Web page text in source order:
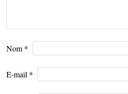
Nom *
E-mail *